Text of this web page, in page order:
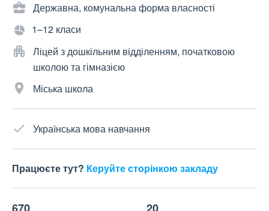
Державна, комунальна форма власності
1–12 класи
Ліцей з дошкільним відділенням, початковою
школою та гімназією
Міська школа
Українська мова навчання
Працюєте тут? Керуйте сторінкою закладу